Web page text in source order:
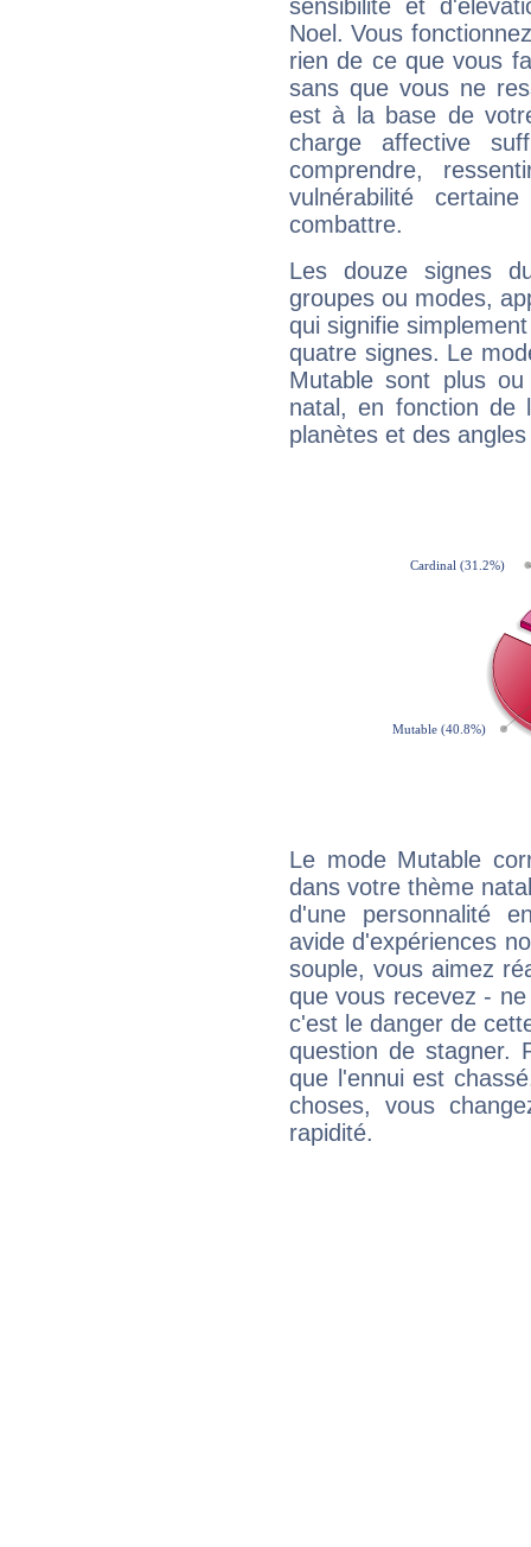
sensibilité et
Noel. Vous
rien de ce que vous
sans que vous ne
est à la base de
charge affective
comprendre,
vulnérabilité
combattre.
Les douze signes
groupes ou modes,
qui signifie
quatre signes. Le
Mutable sont plus
natal, en fonction de
planètes et des
Le mode Mutable
dans votre thème
d'une personnalité
avide d'expériences
souple, vous aimez
que vous recevez -
c'est le danger de
question de stagner.
que l'ennui est
choses, vous
rapidité.